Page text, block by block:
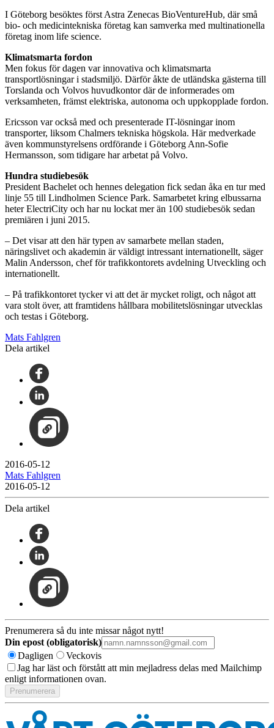
I Göteborg besöktes först Astra Zenecas BioVentureHub, där små
bio- och medicintekniska företag kan samverka med multinationella
företag inom life science.
Klimatsmarta fordon
Men fokus för dagen var innovativa och klimatsmarta
transportlösningar i stadsmiljö. Därför åkte de utländska gästerna till
Torslanda och Volvos huvudkontor där de informerades om
verksamheten, främst elektriska, autonoma och uppkopplade fordon.
Ericsson var också med och presenterade IT-lösningar inom
transporter, liksom Chalmers tekniska högskola. Här medverkade
även kommunstyrelsens ordförande i Göteborg Ann-Sofie
Hermansson, som tidigare har arbetat på Volvo.
Hundra studiebesök
President Bachelet och hennes delegation fick sedan åka en tur med
linje 55 till Lindholmen Science Park. Samarbetet kring elbussarna
heter ElectriCity och har nu lockat mer än 100 studiebesök sedan
premiären i juni 2015.
– Det visar att den här typen av samarbete mellan staden,
näringslivet och akademin är väldigt intressant internationellt, säger
Malin Andersson, chef för trafikkontorets avdelning Utveckling och
internationellt.
– På trafikkontoret tycker vi att det är mycket roligt, och något att
vara stolt över, att framtidens hållbara mobilitetslösningar utvecklas
och testas i Göteborg.
Mats Fahlgren
Dela artikel
2016-05-12
Mats Fahlgren
2016-05-12
Dela artikel
Prenumerera så du inte missar något nytt!
Din epost (obligatorisk)
Dagligen
Veckovis
Jag har läst och förstått att min mejladress delas med Mailchimp
enligt informationen ovan.